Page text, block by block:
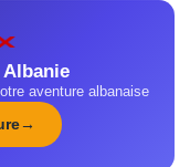
Albanie
aventure albanaise